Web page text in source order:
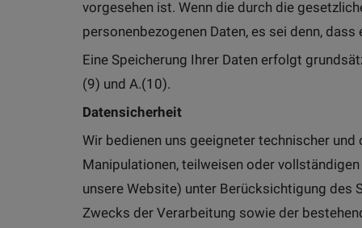
vorgesehen ist. Wenn die durch die
personenbezogenen Daten, es sei denn,
Eine Speicherung Ihrer Daten erfolgt
(9) und A.(10).
Datensicherheit
Wir bedienen uns geeigneter technischer
Manipulationen, teilweisen oder
unsere Website) unter Berücksichtigung des
Zwecks der Verarbeitung sowie der